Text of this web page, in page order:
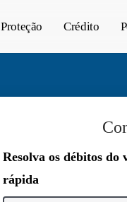
Proteção Crédito
Resolva os débitos do
rápida